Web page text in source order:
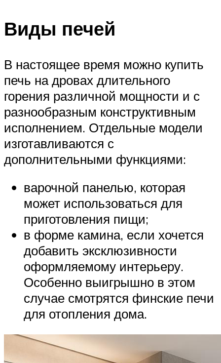
Виды печей
В настоящее время можно купить
печь на дровах длительного
горения различной мощности и с
разнообразным конструктивным
исполнением. Отдельные модели
изготавливаются с
дополнительными функциями:
варочной панелью, которая
может использоваться для
приготовления пищи;
в форме камина, если хочется
добавить эксклюзивности
оформляемому интерьеру.
Особенно выигрышно в этом
случае смотрятся финские печи
для отопления дома.